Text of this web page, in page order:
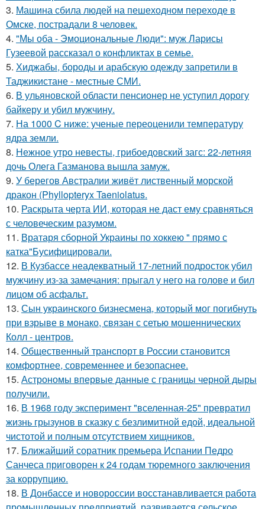
3. Машина сбила людей на пешеходном переходе в
Омске, пострадали 8 человек.
4. "Мы оба - Эмоциональные Люди": муж Ларисы
Гузеевой рассказал о конфликтах в семье.
5. Хиджабы, бороды и арабскую одежду запретили в
Таджикистане - местные СМИ.
6. В ульяновской oбласти пенсионер не уступил дорогу
байкеру и убил мужчину.
7. На 1000 C ниже: ученые переоценили температуру
ядра земли.
8. Нежное утро невесты, грибоедовский загс: 22-летняя
дочь Олега Газманова вышла замуж.
9. У берегов Австралии живёт лиственный морской
дракон (Phyllopteryx Taeniolatus.
10. Раскрыта черта ИИ, которая не даст ему сравняться
с человеческим разумом.
11. Вратаря сборной Украины по хоккею " прямо с
катка"Бусифицировали.
12. В Кузбассе неадекватный 17-летний подросток убил
мужчину из-за замечания: прыгал у него на голове и бил
лицом об асфальт.
13. Сын украинского бизнесмена, который мог погибнуть
при взрыве в монако, связан с сетью мошеннических
Колл - центров.
14. Общественный транспорт в России становится
комфортнее, современнее и безопаснее.
15. Астрономы впервые данные с границы черной дыры
получили.
16. В 1968 году эксперимент "вселенная-25" превратил
жизнь грызунов в сказку с безлимитной едой, идеальной
чистотой и полным отсутствием хищников.
17. Ближайший соратник премьера Испании Педро
Санчеса приговорен к 24 годам тюремного заключения
за коррупцию.
18. В Донбассе и новороссии восстанавливается работа